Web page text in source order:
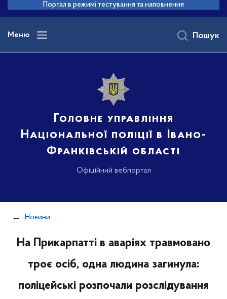
основного
вмісту
Портал в режимі тестування та наповнення
Меню
Головне управління
Національної поліції в Івано-
Франківській області
Офіційний вебпортал
Пошук
Новини
На Прикарпатті в аваріях травмовано
троє осіб, одна людина загинула:
поліцейські розпочали розслідування